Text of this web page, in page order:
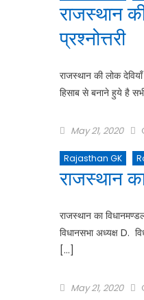
राजस्थान
प्रश्नोत्तरी
राजस्थान की लोक
हिसाब से बनाने हुये है
May 21, 2020
Rajasthan GK
राजस्थान
राजस्थान का
विधानसभा अध्यक्ष D.
[…]
May 21, 2020